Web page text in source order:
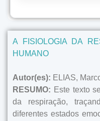
A FISIOLOGIA DA
HUMANO
Autor(es): ELIAS,
RESUMO: Este texto
da respiração,
diferentes estados